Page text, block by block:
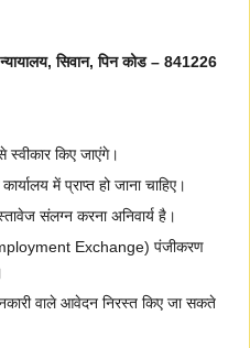
न्यायालय, सिवान, पिन कोड – 841226
किए जाएंगे।
में प्राप्त हो जाना चाहिए।
संलग्न करना अनिवार्य है।
Exchange) पंजीकरण
वाले आवेदन निरस्त किए जा सकते